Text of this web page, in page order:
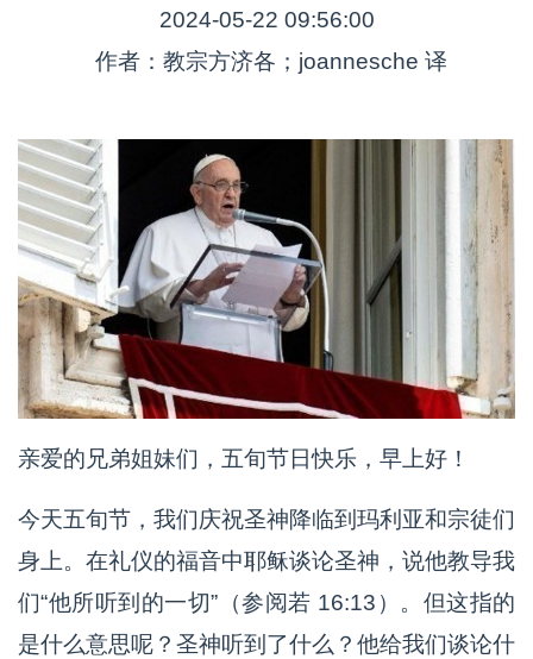
2024-05-22 09:56:00
作者：教宗方济各；joannesche 译
亲爱的兄弟姐妹们，五旬节日快乐，早上好！
今天五旬节，我们庆祝圣神降临到玛利亚和宗徒们
身上。在礼仪的福音中耶稣谈论圣神，说他教导我
们“他所听到的一切”（参阅若 16:13）。但这指的
是什么意思呢？圣神听到了什么？他给我们谈论什